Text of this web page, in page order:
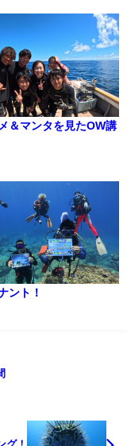
＆マンタを見たOW講
ント！